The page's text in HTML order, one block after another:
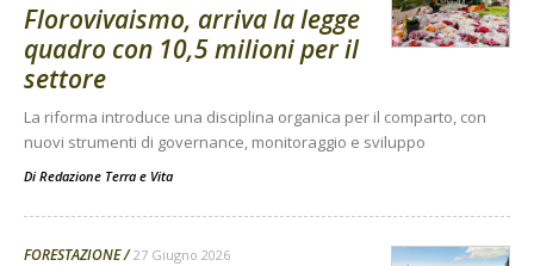
Florovivaismo, arriva la legge
quadro con 10,5 milioni per il
settore
La riforma introduce una disciplina organica per il comparto, con
nuovi strumenti di governance, monitoraggio e sviluppo
Di Redazione Terra e Vita
FORESTAZIONE 27 Giugno 2026